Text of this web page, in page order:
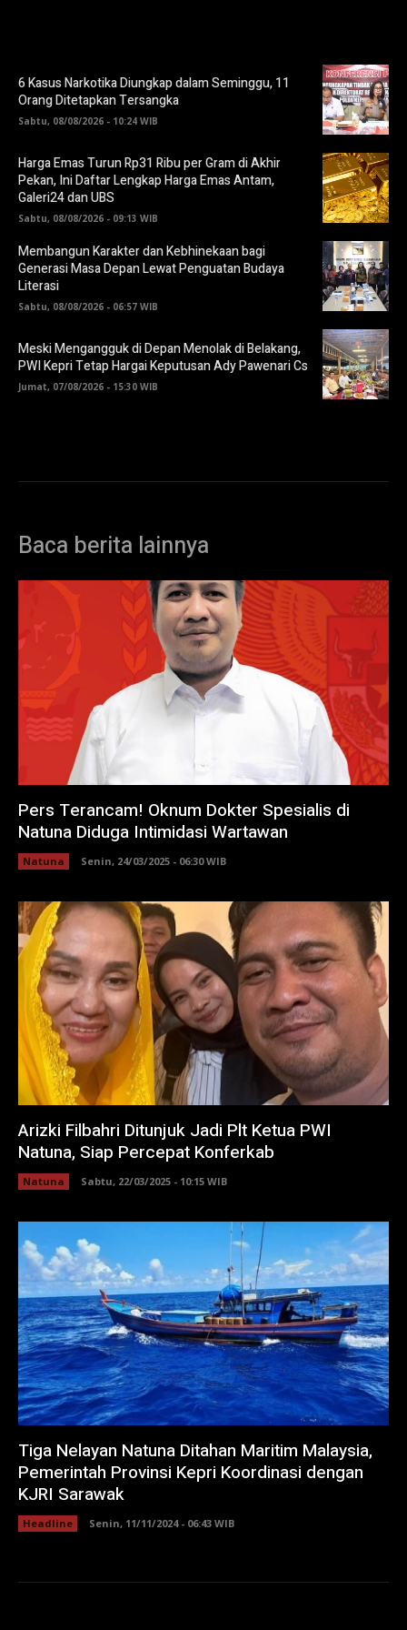
6 Kasus Narkotika Diungkap dalam Seminggu, 11
Orang Ditetapkan Tersangka
Sabtu, 08/08/2026 - 10:24 WIB
Harga Emas Turun Rp31 Ribu per Gram di Akhir
Pekan, Ini Daftar Lengkap Harga Emas Antam,
Galeri24 dan UBS
Sabtu, 08/08/2026 - 09:13 WIB
Membangun Karakter dan Kebhinekaan bagi
Generasi Masa Depan Lewat Penguatan Budaya
Literasi
Sabtu, 08/08/2026 - 06:57 WIB
Meski Mengangguk di Depan Menolak di Belakang,
PWI Kepri Tetap Hargai Keputusan Ady Pawenari Cs
Jumat, 07/08/2026 - 15:30 WIB
Baca berita lainnya
Pers Terancam! Oknum Dokter Spesialis di
Natuna Diduga Intimidasi Wartawan
Natuna Senin, 24/03/2025 - 06:30 WIB
Arizki Filbahri Ditunjuk Jadi Plt Ketua PWI
Natuna, Siap Percepat Konferkab
Natuna Sabtu, 22/03/2025 - 10:15 WIB
Tiga Nelayan Natuna Ditahan Maritim Malaysia,
Pemerintah Provinsi Kepri Koordinasi dengan
KJRI Sarawak
Headline Senin, 11/11/2024 - 06:43 WIB